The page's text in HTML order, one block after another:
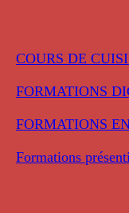
COURS DE
FORMATIONS
FORMATIONS
Formations